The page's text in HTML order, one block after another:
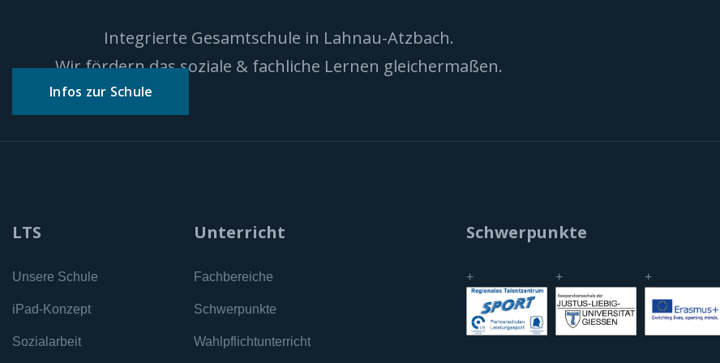
Integrierte Gesamtschule in Lahnau-Atzbach.
Wir fördern das soziale & fachliche Lernen gleichermaßen.
Infos zur Schule
LTS
Unsere Schule
iPad-Konzept
Sozialarbeit
Unterricht
Fachbereiche
Schwerpunkte
Wahlpflichtunterricht
Schwerpunkte
+ + +